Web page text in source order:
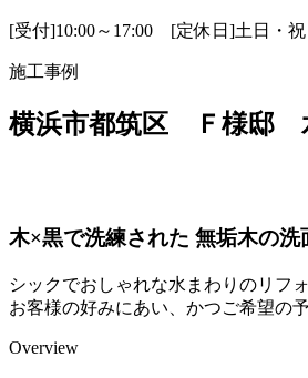
[受付]10:00～17:00 [定休日]土日・
施工事例
横浜市都筑区 Ｆ様邸
木×黒で洗練された 無垢木の洗
シックでおしゃれな水まわりのリフ
お客様の好みにあい、かつご希望の
Overview